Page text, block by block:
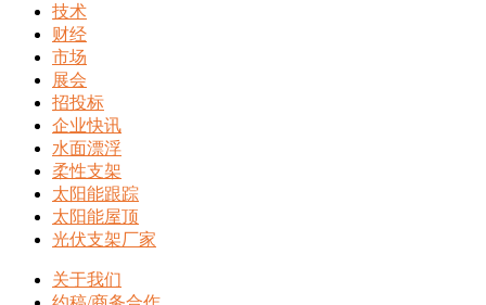
技术
财经
市场
展会
招投标
企业快讯
水面漂浮
柔性支架
太阳能跟踪
太阳能屋顶
光伏支架厂家
关于我们